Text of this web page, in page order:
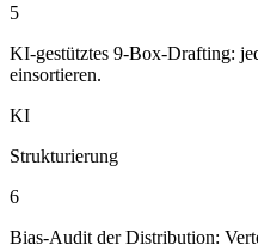
5
KI-gestütztes 9-Box-Drafting:
einsortieren.
KI
Strukturierung
6
Bias-Audit der Distribution: